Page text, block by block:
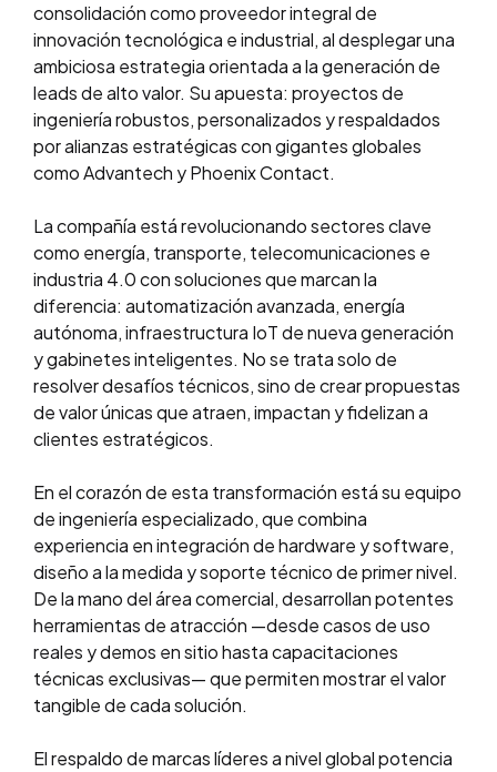
consolidación como proveedor integral de
innovación tecnológica e industrial, al desplegar una
ambiciosa estrategia orientada a la generación de
leads de alto valor. Su apuesta: proyectos de
ingeniería robustos, personalizados y respaldados
por alianzas estratégicas con gigantes globales
como Advantech y Phoenix Contact.
La compañía está revolucionando sectores clave
como energía, transporte, telecomunicaciones e
industria 4.0 con soluciones que marcan la
diferencia: automatización avanzada, energía
autónoma, infraestructura IoT de nueva generación
y gabinetes inteligentes. No se trata solo de
resolver desafíos técnicos, sino de crear propuestas
de valor únicas que atraen, impactan y fidelizan a
clientes estratégicos.
En el corazón de esta transformación está su equipo
de ingeniería especializado, que combina
experiencia en integración de hardware y software,
diseño a la medida y soporte técnico de primer nivel.
De la mano del área comercial, desarrollan potentes
herramientas de atracción —desde casos de uso
reales y demos en sitio hasta capacitaciones
técnicas exclusivas— que permiten mostrar el valor
tangible de cada solución.
El respaldo de marcas líderes a nivel global potencia